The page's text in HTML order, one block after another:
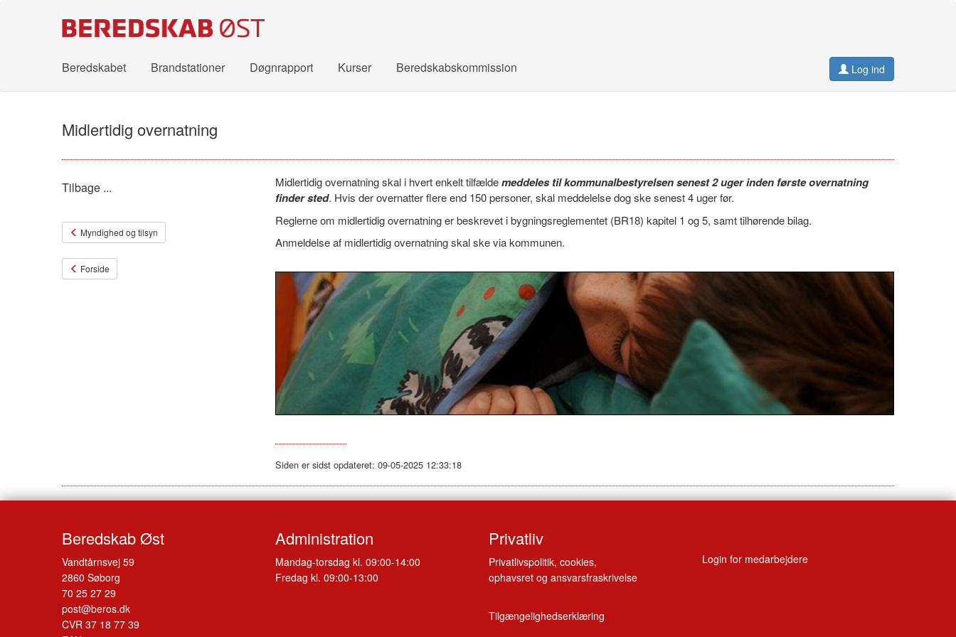
Beredskabet Brandstationer Døgnrapport Kurser Beredskabskommission Log ind
Midlertidig overnatning
Midlertidig overnatning skal i hvert enkelt tilfældemeddeles til kommunalbestyrelsen senest 2 uger inden første overnatning
finder sted. Hvis der overnatter flere end 150 personer, skal meddelelse dog ske senest 4 uger før.
Reglerne om midlertidig overnatning er beskrevet i bygningsreglementet (BR18) kapitel 1 og 5, samt tilhørende bilag.
Anmeldelse af midlertidig overnatning skal ske via kommunen.
Siden er sidst opdateret: 09-05-2025 12:33:18
Tilbage ...
Myndighed og tilsyn
Forside
Beredskab Øst
Vandtårnsvej 59
2860 Søborg
70 25 27 29
post@beros.dk
CVR 37 18 77 39
Administration
Mandag-torsdag kl. 09:00-14:00
Fredag kl. 09:00-13:00
Privatliv
Privatlivspolitik, cookies,
ophavsret og ansvarsfraskrivelse
Tilgængelighedserklæring
Login for medarbejdere